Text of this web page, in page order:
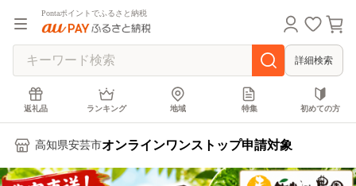
Pontaポイントでふるさと納税
詳細検索
返礼品 ランキング 地域 特集 初めての方
高知県安芸市オンラインワンストップ申請対象